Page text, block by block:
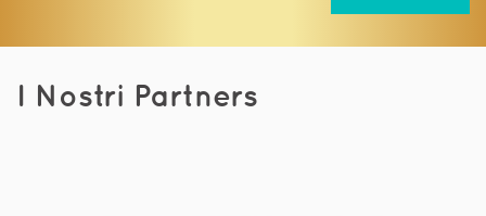
I Nostri Partners